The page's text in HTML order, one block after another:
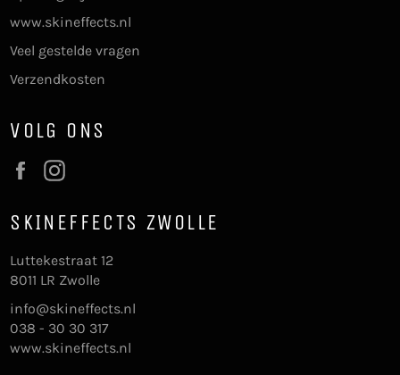
www.skineffects.nl
Veel gestelde vragen
Verzendkosten
VOLG ONS
Facebook
SKINEFFECTS ZWOLLE
Luttekestraat 12
8011 LR Zwolle
info@skineffects.nl
038 - 30 30 317
www.skineffects.nl